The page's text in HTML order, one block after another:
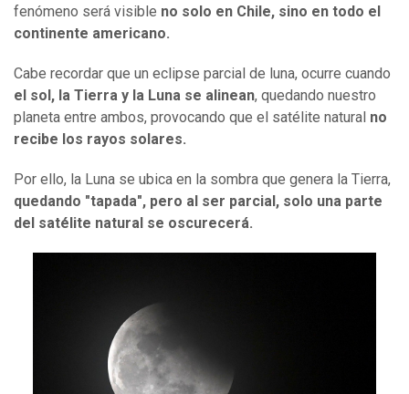
fenómeno será visible no solo en Chile, sino en todo el
continente americano.
Cabe recordar que un eclipse parcial de luna, ocurre cuando
el sol, la Tierra y la Luna se alinean, quedando nuestro
planeta entre ambos, provocando que el satélite natural no
recibe los rayos solares.
Por ello, la Luna se ubica en la sombra que genera la Tierra,
quedando "tapada", pero al ser parcial, solo una parte
del satélite natural se oscurecerá.